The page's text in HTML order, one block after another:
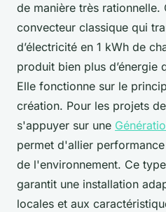
de manière très rationnelle.
convecteur classique qui
d’électricité en 1 kWh de
produit bien plus d’énergie
Elle fonctionne sur le
création. Pour les projets
s'appuyer sur une
permet d'allier
de l'environnement. Ce
garantit une installation
locales et aux